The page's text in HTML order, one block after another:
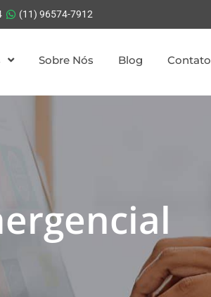
(11) 96574-7912
Sobre Nós Blog Contato